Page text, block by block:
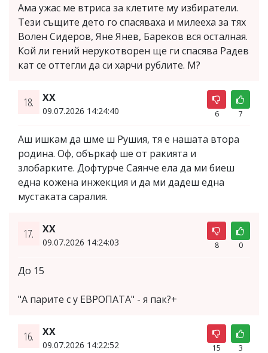
Ама ужас ме втриса за клетите му избиратели.
Тези същите дето го спасяваха и милееха за тях
Волен Сидеров, Яне Янев, Бареков вся осталная.
Кой ли гений нерукотворен ще ги спасява Радев
кат се оттегли да си харчи рублите. М?
18. XX
09.07.2026 14:24:40 6 7
Аш ишкам да шме ш Рушия, тя е нашата втора
родина. Оф, объркаф ше от ракията и
злобарките. Дофтурче Саянче ела да ми биеш
една кожена инжекция и да ми дадеш една
мустаката саралия.
17. ХХ
09.07.2026 14:24:03 8 0
До 15
"А парите с у ЕВРОПАТА" - я пак?+
16. XX
09.07.2026 14:22:52 15 3